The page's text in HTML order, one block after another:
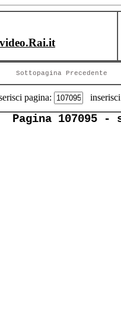
Sottopagina Precedente
pagina:
Pagina 107095 -